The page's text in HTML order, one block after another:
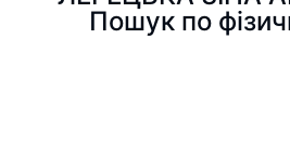
Пошук по